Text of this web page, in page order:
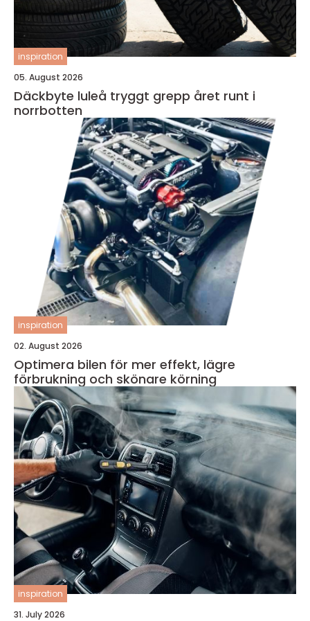
inspiration
05. August 2026
Däckbyte luleå tryggt grepp året runt i
norrbotten
inspiration
02. August 2026
Optimera bilen för mer effekt, lägre
förbrukning och skönare körning
inspiration
31. July 2026